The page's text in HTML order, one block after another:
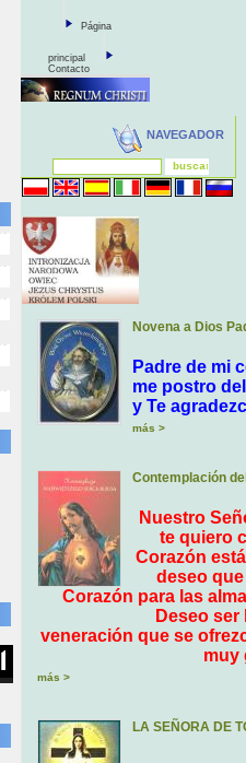
Página
principal
Contacto
NAVEGADOR
Novena a Dios
Padre de mi
me postro
y Te
más >
Contemplación
Nuestro
te quiero
Corazón
deseo
Corazón para las
Deseo
veneración que se
muy
más >
LA SEÑORA DE